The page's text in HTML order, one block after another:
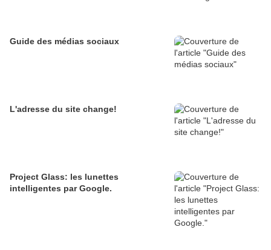
Guide des médias sociaux
L'adresse du site change!
Project Glass: les lunettes
intelligentes par Google.